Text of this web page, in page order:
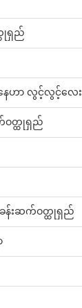
ထုရှည်
ေဟာ လွင့်လွင့်လေး
ဝတ္ထုရှည်
န်းဆက်ဝတ္ထုရှည်